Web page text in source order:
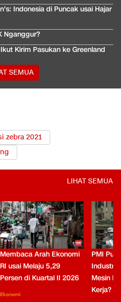
Indonesia di Puncak usai Hajar
Nganggur?
Kirim Pasukan ke Greenland
SEMUA
zebra 2021
LIHAT SEMUA
Membaca Arah Ekonomi
RI usai Melaju 5,29
Persen di Kuartal II 2026
Ekonomi
PMI
Industri
Mesin
Kerja?